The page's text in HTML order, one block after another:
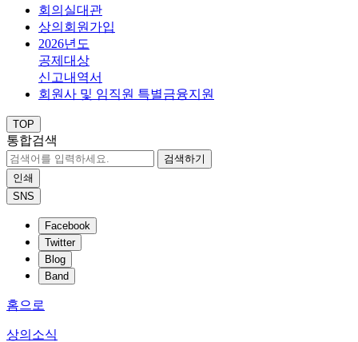
회의실대관
상의회원가입
2026년도
공제대상
신고내역서
회원사 및 임직원 특별금융지원
TOP
통합검색
검색하기
인쇄
SNS
Facebook
Twitter
Blog
Band
홈으로
상의소식